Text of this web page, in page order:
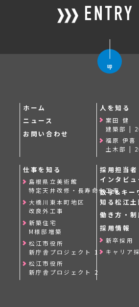
ENTRY
ホーム
ニュース
お問い合わせ
人を知る
案田 健
建築部 |
福原 伊喜
土木部 |
仕事を知る
島根県立美術館
特定天井改修・長寿命化工事
大橋川東本町地区
改良外工事
新築住宅
M様邸増築
松江市役所
新庁舎プロジェクト 1
松江市役所
新庁舎プロジェクト 2
採用担当者
インタビュ
数字&キー
知る松江土
働き方・制
採用情報
新卒採用
キャリア
up